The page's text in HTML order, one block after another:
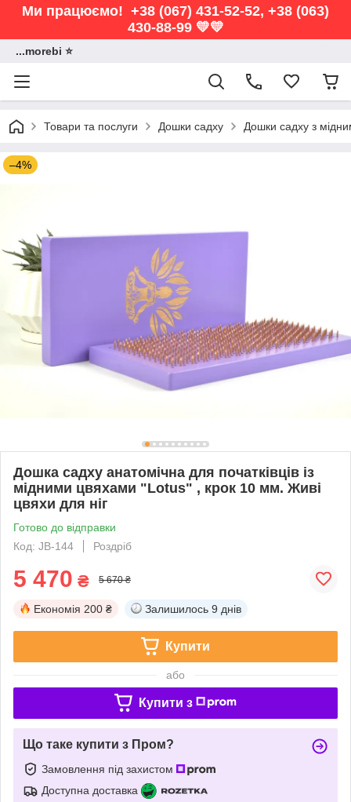
Ми працюємо! +38 (067) 431-52-52, +38 (063)
430-88-99 💛💛
...morebi ⭐️
Товари та послуги Дошки садху Дошки садху з
–4%
Дошка садху анатомічна для початківців із
мідними цвяхами "Lotus" , крок 10 мм. Живі
цвяхи для ніг
Готово до відправки
Код: JB-144
Роздріб
5 470 ₴ 5 670 ₴
Економія 200 ₴ Залишилось 9 днів
Купити
або
Купити з
Що таке купити з Пром?
Замовлення під захистом
Доступна доставка